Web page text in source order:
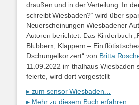
draußen und in der Verteilung. In
schreibt Wiesbaden?“ wird über
Neuerscheinungen Wiesbadener
Autoren berichtet. Das Kinderbuch
Blubbern, Klappern – Ein
Dschungelkonzert“ von Britta
11.09.2022 im thalhaus Wiesbaden
feierte, wird dort vorgestellt
▸ zum sensor Wiesbaden…
▸ Mehr zu diesem Buch erfahren…